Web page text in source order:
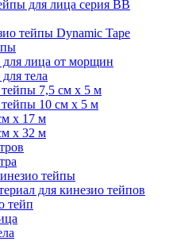
для лица серия BB
тейпы Dynamic Tape
лица от морщин
тела
7,5 см x 5 м
10 см х 5 м
x 17 м
х 32 м
тейпы
для кинезио тейпов
тейп